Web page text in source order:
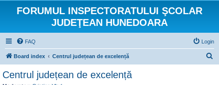
FORUMUL INSPECTORATULUI ŞCOLAR
JUDEŢEAN HUNEDOARA
FAQ Login
Board index Centrul județean de excelență
Centrul județean de excelență